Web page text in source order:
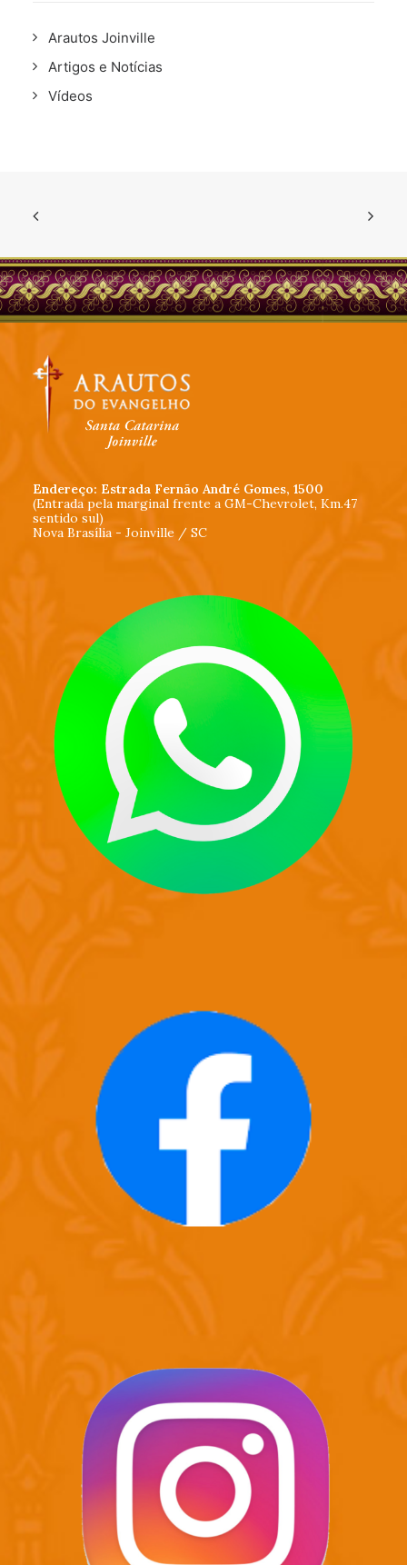
Arautos Joinville
Artigos e Notícias
Vídeos
Endereço: Estrada Fernão André Gomes, 1500
(Entrada pela marginal frente a GM-Chevrolet, Km.47
sentido sul)
Nova Brasília - Joinville / SC